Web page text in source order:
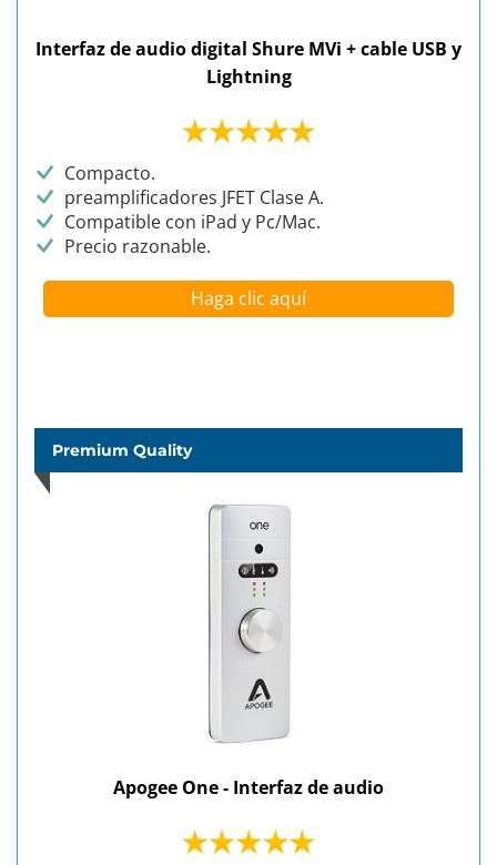
Interfaz de audio digital Shure MVi + cable USB y
Lightning
Compacto.
preamplificadores JFET Clase A.
Compatible con iPad y Pc/Mac.
Precio razonable.
Haga clic aquí
Premium Quality
Apogee One - Interfaz de audio